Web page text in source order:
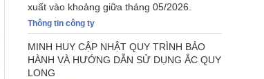
xuất vào khoảng giữa tháng 05/2026.
Thông tin công ty
MINH HUY CẬP NHẬT QUY TRÌNH BẢO
HÀNH VÀ HƯỚNG DẪN SỬ DỤNG ẮC QUY
LONG